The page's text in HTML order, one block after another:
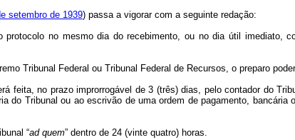
setembro de 1939) passa a vigorar com a seguinte redação:
no mesmo dia do recebimento, ou no dia útil imediato,
Tribunal Federal ou Tribunal Federal de Recursos, o preparo
feita, no prazo improrrogável de 3 (três) dias, pelo contador do
do Tribunal ou ao escrivão de uma ordem de pagamento,
“ad quem” dentro de 24 (vinte quatro) horas.